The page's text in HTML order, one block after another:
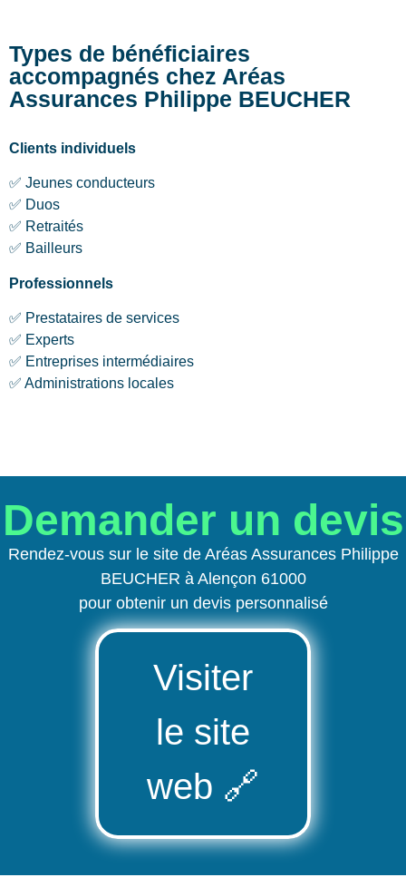
Types de bénéficiaires
accompagnés chez Aréas
Assurances Philippe BEUCHER
Clients individuels
✅ Jeunes conducteurs
✅ Duos
✅ Retraités
✅ Bailleurs
Professionnels
✅ Prestataires de services
✅ Experts
✅ Entreprises intermédiaires
✅ Administrations locales
Demander un devis
Rendez-vous sur le site de Aréas Assurances Philippe
BEUCHER à Alençon 61000
pour obtenir un devis personnalisé
Visiter
le site
web 🔗